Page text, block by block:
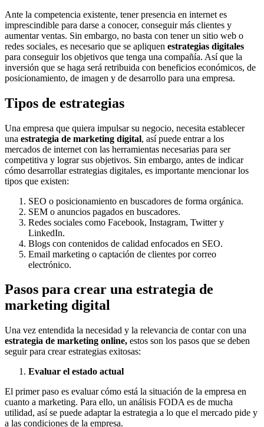
Ante la competencia existente, tener presencia en internet es
imprescindible para darse a conocer, conseguir más clientes y
aumentar ventas. Sin embargo, no basta con tener un sitio web o
redes sociales, es necesario que se apliquen estrategias digitales
para conseguir los objetivos que tenga una compañía. Así que la
inversión que se haga será retribuida con beneficios económicos, de
posicionamiento, de imagen y de desarrollo para una empresa.
Tipos de estrategias
Una empresa que quiera impulsar su negocio, necesita establecer
una estrategia de marketing digital, así puede entrar a los
mercados de internet con las herramientas necesarias para ser
competitiva y lograr sus objetivos. Sin embargo, antes de indicar
cómo desarrollar estrategias digitales, es importante mencionar los
tipos que existen:
SEO o posicionamiento en buscadores de forma orgánica.
SEM o anuncios pagados en buscadores.
Redes sociales como Facebook, Instagram, Twitter y
LinkedIn.
Blogs con contenidos de calidad enfocados en SEO.
Email marketing o captación de clientes por correo
electrónico.
Pasos para crear una estrategia de
marketing digital
Una vez entendida la necesidad y la relevancia de contar con una
estrategia de marketing online, estos son los pasos que se deben
seguir para crear estrategias exitosas:
Evaluar el estado actual
El primer paso es evaluar cómo está la situación de la empresa en
cuanto a marketing. Para ello, un análisis FODA es de mucha
utilidad, así se puede adaptar la estrategia a lo que el mercado pide y
a las condiciones de la empresa.